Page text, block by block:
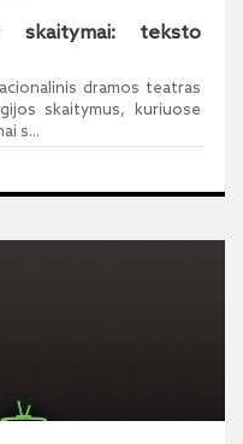
skaitymai: teksto
dramos teatras
skaitymus, kuriuose
s...